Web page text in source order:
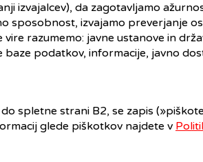
izvajalcev), da zagotavljamo
sposobnost, izvajamo preverjanje
vire razumemo: javne ustanove in
baze podatkov, informacije, javno
spletne strani B2, se zapis
glede piškotkov najdete v